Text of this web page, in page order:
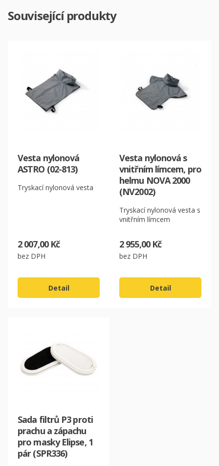
Související produkty
Vesta nylonová
ASTRO (02-813)
Tryskací nylonová vesta
2 007,00 Kč
bez DPH
Detail
Vesta nylonová s
vnitřním límcem, pro
helmu NOVA 2000
(NV2002)
Tryskací nylonová vesta s
vnitřním límcem
2 955,00 Kč
bez DPH
Detail
Sada filtrů P3 proti
prachu a zápachu
pro masky Elipse, 1
pár (SPR336)